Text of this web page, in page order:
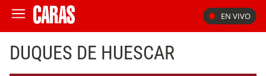
EN VIVO
DUQUES DE HUESCAR